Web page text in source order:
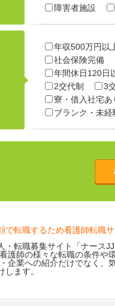
障害者施設
年収500万円以
社会保険完備
年間休日120日
2交代制
3
寮・借入社宅あ
ブランク・未経
で転職するため看護師転職サ
・転職募集サイト「ナース
護師の様々な転職の条件や
企業への紹介だけでなく
ます。